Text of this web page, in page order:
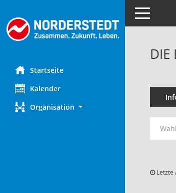
Startseite
Kalender
Organisation
Toggle
Letzte